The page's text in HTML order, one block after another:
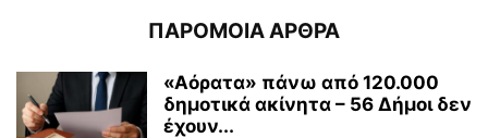
ΠΑΡΟΜΟΙΑ ΑΡΘΡΑ
«Αόρατα» πάνω από 120.000
δημοτικά ακίνητα – 56 Δήμοι δεν
έχουν...